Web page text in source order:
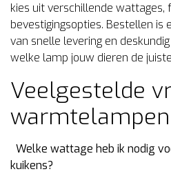
kies uit verschillende wattages,
bevestigingsopties. Bestellen is
van snelle levering en
welke lamp jouw dieren de
Veelgestelde
warmtelampen
Welke wattage heb ik nodig
kuikens?